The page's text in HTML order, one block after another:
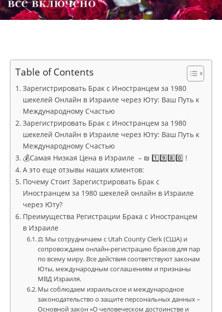
Table of Contents
Зарегистрировать Брак с Иностранцем за 1980
шекелей Онлайн в Израиле через Юту: Ваш Путь к
Международному Счастью
Зарегистрировать Брак с Иностранцем за 1980
шекелей Онлайн в Израиле через Юту: Ваш Путь к
Международному Счастью
💰Самая Низкая Цена в Израиле – ₪ 1️⃣9️⃣8️⃣0️⃣ !
А это еще отзывы наших клиентов:
Почему Стоит Зарегистрировать Брак с
Иностранцем за 1980 шекелей онлайн в Израиле
через Юту?
Преимущества Регистрации Брака с Иностранцем
в Израиле
⚖ Мы сотрудничаем с Utah County Clerk (США) и
сопровождаем онлайн-регистрацию браков для пар
по всему миру. Все действия соответствуют законам
Юты, международным соглашениям и признаны
МВД Израиля.
Мы соблюдаем израильское и международное
законодательство о защите персональных данных –
Основной закон «О человеческом достоинстве и